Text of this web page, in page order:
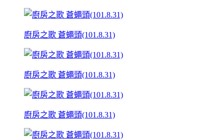
廚房之歌 蒼蠅頭(101.8.31)
廚房之歌 蒼蠅頭(101.8.31)
廚房之歌 蒼蠅頭(101.8.31)